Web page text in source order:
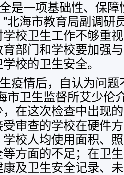
是一项基础性、保
北海市教育局副调研
校卫生工作不够重
部门和学校要加强
校的卫生安全。
疫情后，自认为问
市卫生监督所艾少伦
在这次检查中出现
审查的学校在硬件
校人均使用面积、
方面的不足；在卫
及卫生安全记录、